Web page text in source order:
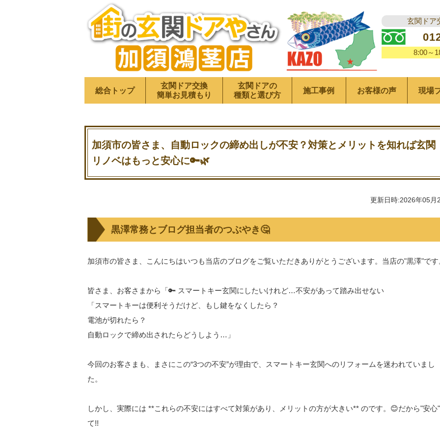
玄関ドア
8:00～
総合トップ
玄関ドア交換
簡単お見積もり
玄関ドアの
種類と選び方
施工事例 お客様の声 現場
加須市の皆さま、自動ロックの締め出しが不安？対策とメリットを知れば玄関
リノベはもっと安心に🔑🌿
更新日時:2026年05月
黒澤常務とブログ担当者のつぶやき🤔
加須市の皆さま、こんにちはいつも当店のブログをご覧いただきありがとうございます。当店の"黒澤"です
皆さま、お客さまから「🔑 スマートキー玄関にしたいけれど…不安があって踏み出せない
「スマートキーは便利そうだけど、もし鍵をなくしたら？
電池が切れたら？
自動ロックで締め出されたらどうしよう…」
今回のお客さまも、まさにこの“3つの不安”が理由で、スマートキー玄関へのリフォームを迷われていまし
た。
しかし、実際には **これらの不安にはすべて対策があり、メリットの方が大きい** のです。😊だから"安心
て!!